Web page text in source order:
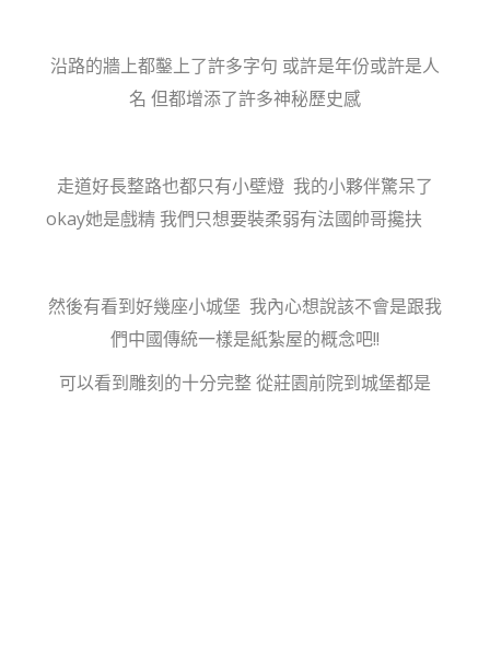
沿路的牆上都鑿上了許多字句 或許是年份或許是人
名 但都增添了許多神秘歷史感
走道好長整路也都只有小壁燈 我的小夥伴驚呆了
okay她是戲精 我們只想要裝柔弱有法國帥哥攙扶
然後有看到好幾座小城堡 我內心想說該不會是跟我
們中國傳統一樣是紙紮屋的概念吧!!
可以看到雕刻的十分完整 從莊園前院到城堡都是